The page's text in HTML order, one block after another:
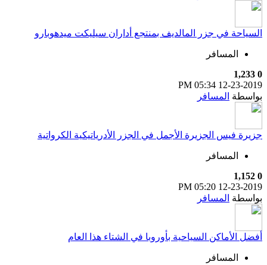
السياحة في جزر المالديف بمنتجع أداران سيليكت ميدهوبارو
المسافر
0
1,233
12-23-2019
05:34 PM
بواسطة المسافر
جزيرة فيس الجزيرة الأجمل في الجزر الأدرياتيكية الكرواتية
المسافر
0
1,152
12-23-2019
05:20 PM
بواسطة المسافر
أفضل الأماكن السياحية بأوروبا في الشتاء هذا العام
المسافر